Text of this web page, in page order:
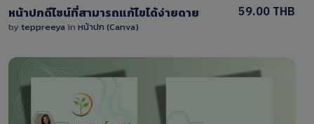
หน้าปกดีไซน์ที่สามารถแก้ไขได้ง่ายดาย
by teppreeya in หน้าปก (Canva)
59.00 THB